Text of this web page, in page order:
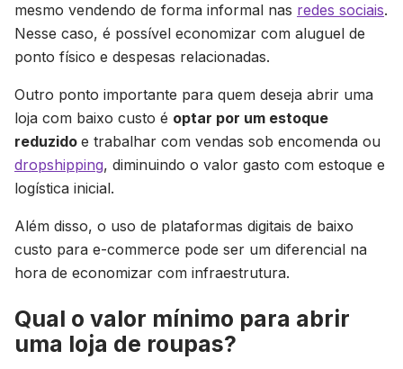
mesmo vendendo de forma informal nas redes sociais.
Nesse caso, é possível economizar com aluguel de
ponto físico e despesas relacionadas.
Outro ponto importante para quem deseja abrir uma
loja com baixo custo é optar por um estoque
reduzido e trabalhar com vendas sob encomenda ou
dropshipping, diminuindo o valor gasto com estoque e
logística inicial.
Além disso, o uso de plataformas digitais de baixo
custo para e-commerce pode ser um diferencial na
hora de economizar com infraestrutura.
Qual o valor mínimo para abrir
uma loja de roupas?